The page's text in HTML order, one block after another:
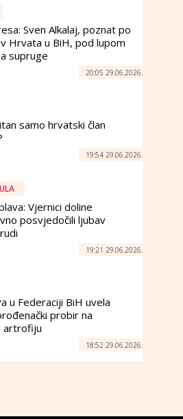
Sven Alkalaj, poznat po
Hrvata u BiH, pod lupom
supruge
20:05 29.06.2026.
samo hrvatski član
19:54 29.06.2026.
Vjernici doline
posvjedočili ljubav
19:21 29.06.2026.
u Federaciji BiH uvela
probir na
artrofiju
18:52 29.06.2026.